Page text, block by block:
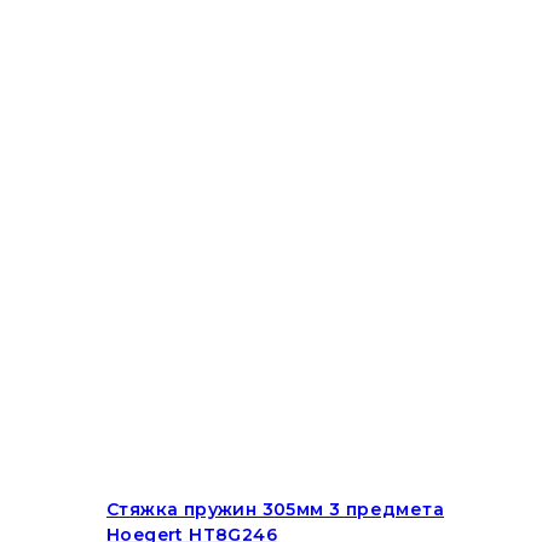
Стяжка пружин 305мм 3 предмета
Hoegert HT8G246